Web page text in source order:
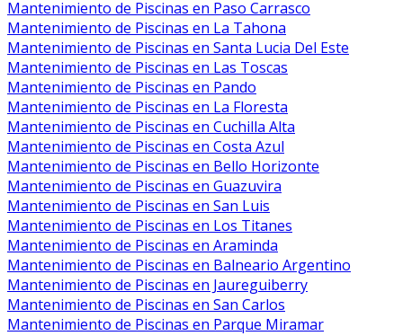
Mantenimiento de Piscinas en Paso Carrasco
Mantenimiento de Piscinas en La Tahona
Mantenimiento de Piscinas en Santa Lucia Del Este
Mantenimiento de Piscinas en Las Toscas
Mantenimiento de Piscinas en Pando
Mantenimiento de Piscinas en La Floresta
Mantenimiento de Piscinas en Cuchilla Alta
Mantenimiento de Piscinas en Costa Azul
Mantenimiento de Piscinas en Bello Horizonte
Mantenimiento de Piscinas en Guazuvira
Mantenimiento de Piscinas en San Luis
Mantenimiento de Piscinas en Los Titanes
Mantenimiento de Piscinas en Araminda
Mantenimiento de Piscinas en Balneario Argentino
Mantenimiento de Piscinas en Jaureguiberry
Mantenimiento de Piscinas en San Carlos
Mantenimiento de Piscinas en Parque Miramar